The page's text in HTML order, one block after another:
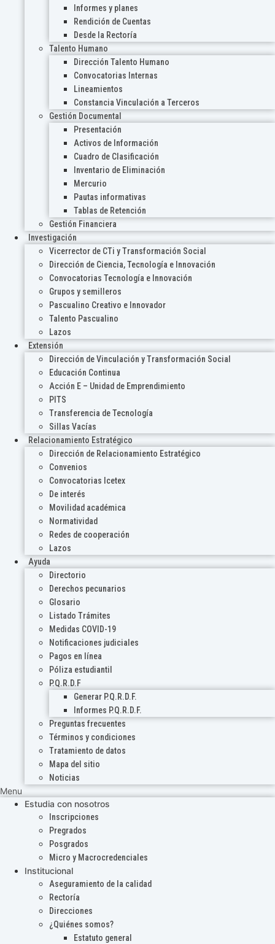
Informes y planes
Rendición de Cuentas
Desde la Rectoría
Talento Humano
Dirección Talento Humano
Convocatorias Internas
Lineamientos
Constancia Vinculación a Terceros
Gestión Documental
Presentación
Activos de Información
Cuadro de Clasificación
Inventario de Eliminación
Mercurio
Pautas informativas
Tablas de Retención
Gestión Financiera
Investigación
Vicerrector de CTi y Transformación Social
Dirección de Ciencia, Tecnología e Innovación
Convocatorias Tecnología e Innovación
Grupos y semilleros
Pascualino Creativo e Innovador
Talento Pascualino
Lazos
Extensión
Dirección de Vinculación y Transformación Social
Educación Continua
Acción E – Unidad de Emprendimiento
PITS
Transferencia de Tecnología
Sillas Vacías
Relacionamiento Estratégico
Dirección de Relacionamiento Estratégico
Convenios
Convocatorias Icetex
De interés
Movilidad académica
Normatividad
Redes de cooperación
Lazos
Ayuda
Directorio
Derechos pecunarios
Glosario
Listado Trámites
Medidas COVID-19
Notificaciones judiciales
Pagos en línea
Póliza estudiantil
P.Q.R.D.F
Generar P.Q.R.D.F.
Informes P.Q.R.D.F.
Preguntas frecuentes
Términos y condiciones
Tratamiento de datos
Mapa del sitio
Noticias
Menu
Estudia con nosotros
Inscripciones
Pregrados
Posgrados
Micro y Macrocredenciales
Institucional
Aseguramiento de la calidad
Rectoría
Direcciones
¿Quiénes somos?
Estatuto general